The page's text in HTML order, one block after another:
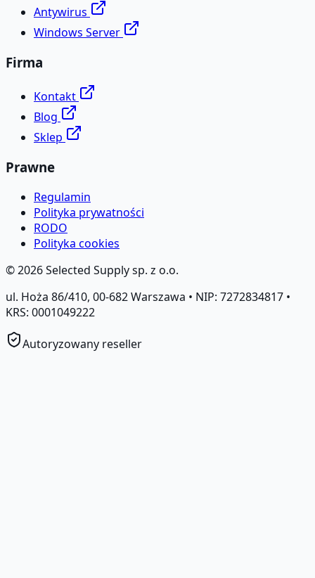
Antywirus
Windows Server
Firma
Kontakt
Blog
Sklep
Prawne
Regulamin
Polityka prywatności
RODO
Polityka cookies
©2026Selected Supply sp. z o.o.
ul. Hoża 86/410, 00-682 Warszawa • NIP: 7272834817 •
KRS: 0001049222
Autoryzowany reseller